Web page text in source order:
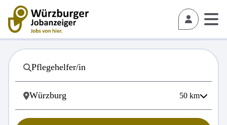
50 km